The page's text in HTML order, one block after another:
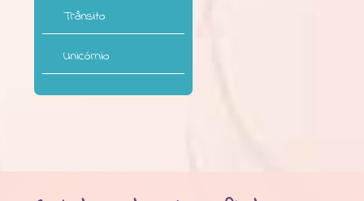
Trânsito
Unicórnio